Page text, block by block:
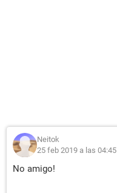
Neitok
25 feb 2019 a las 04:45
No amigo!